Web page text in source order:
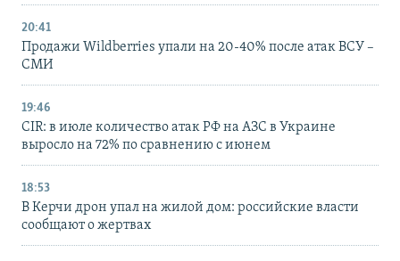
20:41
Продажи Wildberries упали на 20-40% после атак ВСУ –
СМИ
19:46
CIR: в июле количество атак РФ на АЗС в Украине
выросло на 72% по сравнению с июнем
18:53
В Керчи дрон упал на жилой дом: российские власти
сообщают о жертвах